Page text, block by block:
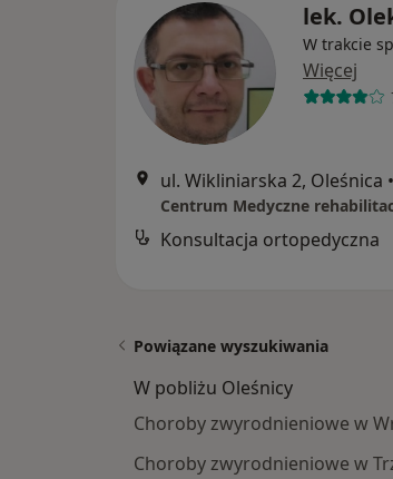
lek.
W trakcie
Więcej
ul. Wikliniarska 2, Oleśnica •
Centrum Medyczne
Konsultacja ortopedyczna
Powiązane wyszukiwania
W pobliżu Oleśnicy
Choroby zwyrodnieniowe w
Choroby zwyrodnieniowe w